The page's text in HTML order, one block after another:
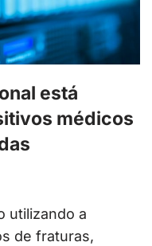
está
médicos
utilizando a
de fraturas,